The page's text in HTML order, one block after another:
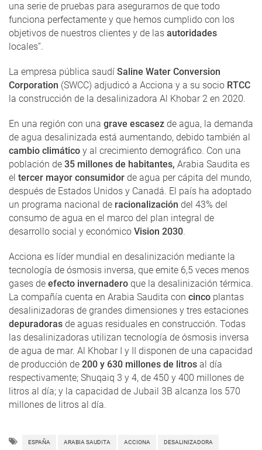
una serie de pruebas para asegurarnos de que todo
funciona perfectamente y que hemos cumplido con los
objetivos de nuestros clientes y de las autoridades
locales”.
La empresa pública saudí Saline Water Conversion
Corporation (SWCC) adjudicó a Acciona y a su socio RTCC
la construcción de la desalinizadora Al Khobar 2 en 2020.
En una región con una grave escasez de agua, la demanda
de agua desalinizada está aumentando, debido también al
cambio climático y al crecimiento demográfico. Con una
población de 35 millones de habitantes, Arabia Saudita es
el tercer mayor consumidor de agua per cápita del mundo,
después de Estados Unidos y Canadá. El país ha adoptado
un programa nacional de racionalización del 43% del
consumo de agua en el marco del plan integral de
desarrollo social y económico Vision 2030.
Acciona es líder mundial en desalinización mediante la
tecnología de ósmosis inversa, que emite 6,5 veces menos
gases de efecto invernadero que la desalinización térmica.
La compañía cuenta en Arabia Saudita con cinco plantas
desalinizadoras de grandes dimensiones y tres estaciones
depuradoras de aguas residuales en construcción. Todas
las desalinizadoras utilizan tecnología de ósmosis inversa
de agua de mar. Al Khobar I y II disponen de una capacidad
de producción de 200 y 630 millones de litros al día
respectivamente; Shuqaiq 3 y 4, de 450 y 400 millones de
litros al día; y la capacidad de Jubail 3B alcanza los 570
millones de litros al día.
ESPAÑA ARABIA SAUDITA ACCIONA DESALINIZADORA